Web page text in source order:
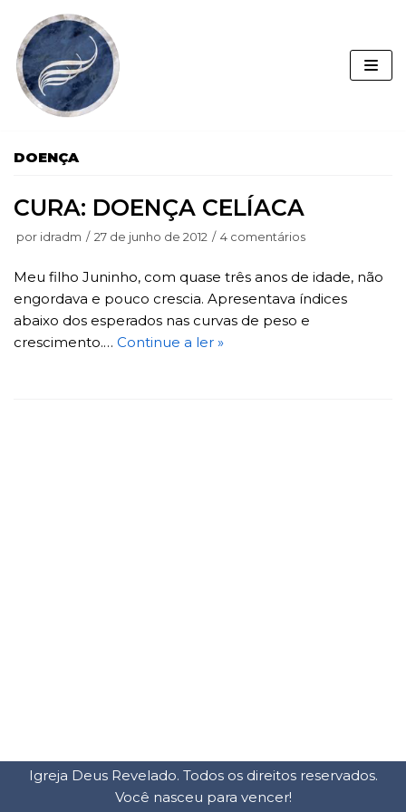
Pular
para
o
conteúdo
DOENÇA
CURA: DOENÇA CELÍACA
por idradm 27 de junho de 2012 4 comentários
Meu filho Juninho, com quase três anos de idade, não
engordava e pouco crescia. Apresentava índices
abaixo dos esperados nas curvas de peso e
crescimento.… Continue a ler »
Igreja Deus Revelado. Todos os direitos reservados.
Você nasceu para vencer!